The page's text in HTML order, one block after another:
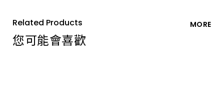
Related Products
您可能會喜歡
MORE